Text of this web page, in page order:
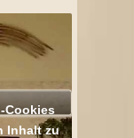
Cookies
Inhalt zu